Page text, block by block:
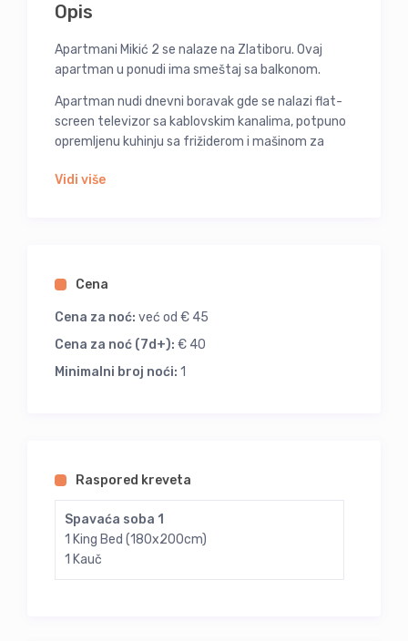
Opis
Apartmani Mikić 2 se nalaze na Zlatiboru. Ovaj
apartman u ponudi ima smeštaj sa balkonom.
Apartman nudi dnevni boravak gde se nalazi flat-
screen televizor sa kablovskim kanalima, potpuno
opremljenu kuhinju sa frižiderom i mašinom za
soba je 1. U ovom apartmanu su obezbeđeni peškiri
Vidi više
Cena
Cena za noć: već od € 45
Cena za noć (7d+): € 40
Minimalni broj noći: 1
Raspored kreveta
Spavaća soba 1
1 King Bed (180x200cm)
1 Kauč